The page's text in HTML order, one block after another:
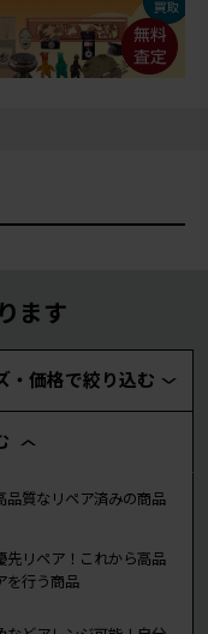
ます
・価格で絞り込む
品質なリペア済みの商品
先リペア！これから高品
を行う商品